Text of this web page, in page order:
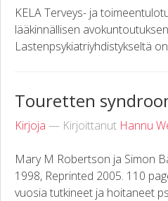
KELA Terveys- ja
lääkinnällisen
Lastenpsykiatriyhdistykseltä
Touretten
Kirjoja — Kirjoittanut Hannu
Mary M Robertson ja Simon
1998, Reprinted 2005. 110
vuosia tutkineet ja hoitaneet